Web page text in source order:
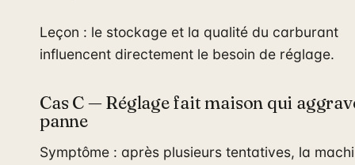
Leçon : le stockage et la qualité du carburant
influencent directement le besoin de réglage.
Cas C — Réglage fait maison qui
panne
Symptôme : après plusieurs tentatives, la